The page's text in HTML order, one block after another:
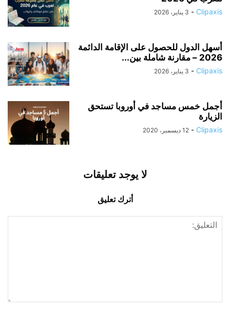
Clipaxis
- 3 يناير، 2026
أسهل الدول للحصول على الإقامة الدائمة
2026 – مقارنة شاملة بين...
Clipaxis
- 3 يناير، 2026
أجمل خمس مساجد في أوروبا تستحق
الزيارة
Clipaxis
- 12 ديسمبر، 2020
لا يوجد تعليقات
أترك تعليق